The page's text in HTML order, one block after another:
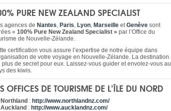
PURE NEW ZEALAND SPECIALIST
agences de Nantes, Paris, Lyon, Marseille etGenève sont
« 100% Pure New Zealand Specialist » par l’Office du
de Nouvelle-Zélande.
certification vous assure l’expertise de notre équipe dans
de votre voyage en Nouvelle-Zélande. La destination
plus de secret pour eux. Laissez-vous guider et envolez-vous au
des kiwis.
OFFICES DE TOURISME DE L’ÎLE DU NORD
Northland : http://www.northlandnz.com/
Auckland : http://www.aucklandnz.com/